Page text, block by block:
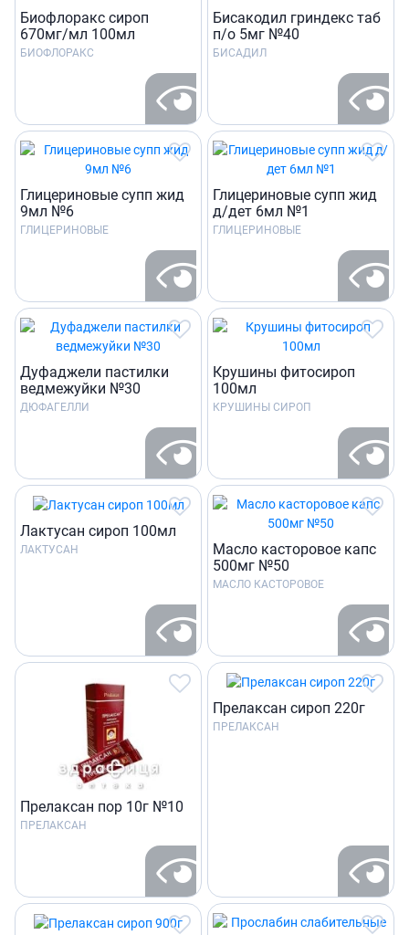
Биофлоракс сироп
670мг/мл 100мл
БИОФЛОРАКС
Бисакодил гриндекс таб
п/о 5мг №40
БИСАДИЛ
Глицериновые супп жид
9мл №6
ГЛИЦЕРИНОВЫЕ
Глицериновые супп жид
д/дет 6мл №1
ГЛИЦЕРИНОВЫЕ
Дуфаджели пастилки
ведмежуйки №30
ДЮФАГЕЛЛИ
Крушины фитосироп
100мл
КРУШИНЫ СИРОП
Лактусан сироп 100мл
ЛАКТУСАН
Масло касторовое капс
500мг №50
МАСЛО КАСТОРОВОЕ
Прелаксан пор 10г №10
ПРЕЛАКСАН
Прелаксан сироп 220г
ПРЕЛАКСАН